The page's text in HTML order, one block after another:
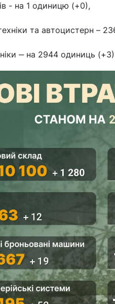
- на 1 одиницю (+0),
та автоцистерн –
‒ на 2944 одиниць